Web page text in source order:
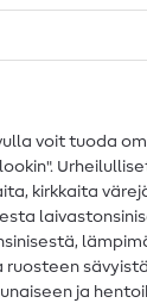
voit tuoda
kirkkaita
ruosteen
ja